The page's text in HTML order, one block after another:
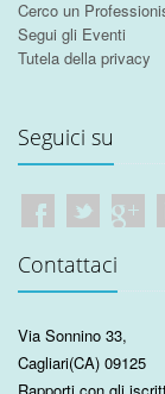
Cerco un
Segui gli Eventi
Tutela della privacy
Seguici su
Contattaci
Via Sonnino 33,
Cagliari(CA) 09125